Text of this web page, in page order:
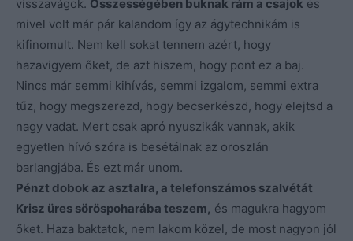
visszavágok. Összességében buknak rám a csajok és
mivel volt már pár kalandom így az ágytechnikám is
kifinomult. Nem kell sokat tennem azért, hogy
hazavigyem őket, de azt hiszem, hogy pont ez a baj.
Nincs már semmi kihívás, semmi izgalom, semmi extra
tűz, hogy megszerezd, hogy becserkészd, hogy elejtsd a
nagy vadat. Mert csak apró nyuszikák vannak, akik
egyetlen hívó szóra is besétálnak az oroszlán
barlangjába. És ezt már unom.
Pénzt dobok az asztalra, a telefonszámos szalvétát
Krisz üres söröspoharába teszem, és magukra hagyom
őket. Haza baktatok, nem lakom közel, de most nagyon jól